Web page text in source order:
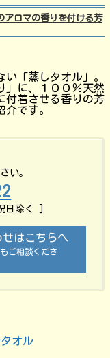
アロマの香りを付ける芳
「蒸しタオル」。
」に、１００％天然
付着させる香りの芳
です。
い。
日除く ]
はこちらへ
ご相談くださ